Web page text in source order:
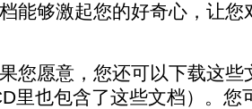
能够激起您的好奇心，让
您愿意，您还可以下载这
里也包含了这些文档）。您